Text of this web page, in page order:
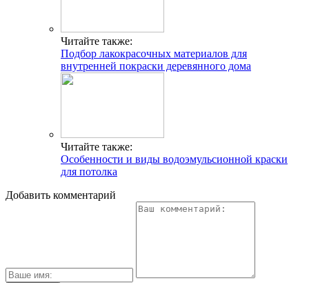
Читайте также:
Подбор лакокрасочных материалов для
внутренней покраски деревянного дома
Читайте также:
Особенности и виды водоэмульсионной краски
для потолка
Добавить комментарий